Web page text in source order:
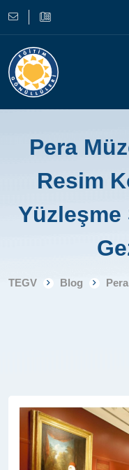
Pera
Resim
Yüzleşme
TEGV Blog